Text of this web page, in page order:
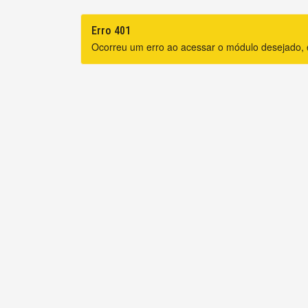
Erro 401
Ocorreu um erro ao acessar o módulo